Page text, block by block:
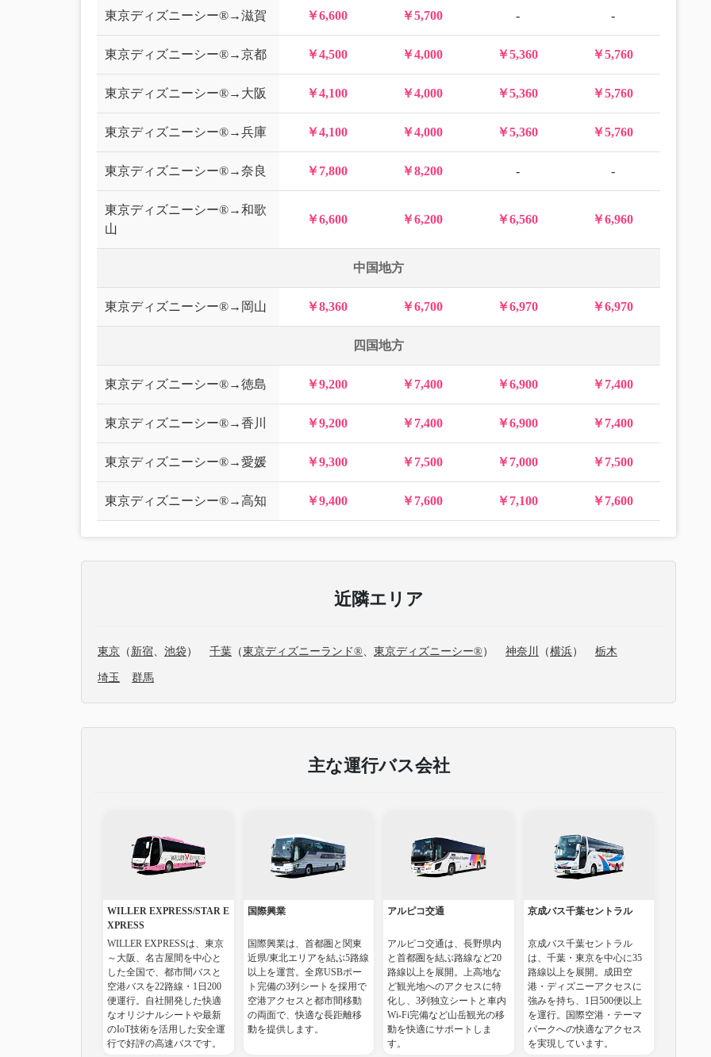
東京ディズニーシー®→滋賀 ￥6,600 ￥5,700 - -
東京ディズニーシー®→京都 ￥4,500 ￥4,000 ￥5,360 ￥5,760
東京ディズニーシー®→大阪 ￥4,100 ￥4,000 ￥5,360 ￥5,760
東京ディズニーシー®→兵庫 ￥4,100 ￥4,000 ￥5,360 ￥5,760
東京ディズニーシー®→奈良 ￥7,800 ￥8,200 - -
東京ディズニーシー®→和歌
山
￥6,600 ￥6,200 ￥6,560 ￥6,960
中国地方
東京ディズニーシー®→岡山 ￥8,360 ￥6,700 ￥6,970 ￥6,970
四国地方
東京ディズニーシー®→徳島 ￥9,200 ￥7,400 ￥6,900 ￥7,400
東京ディズニーシー®→香川 ￥9,200 ￥7,400 ￥6,900 ￥7,400
東京ディズニーシー®→愛媛 ￥9,300 ￥7,500 ￥7,000 ￥7,500
東京ディズニーシー®→高知 ￥9,400 ￥7,600 ￥7,100 ￥7,600
近隣エリア
東京 （ 新宿、 池袋） 千葉 （東京ディズニーランド®、 東京ディズニーシー® ） 神奈川 （横浜） 栃木
埼玉 群馬
主な運行バス会社
WILLER EXPRESS/STAR E
XPRESS
WILLER EXPRESSは、東京
～大阪、名古屋間を中心と
した全国で、都市間バスと
空港バスを22路線・1日200
便運行。自社開発した快適
なオリジナルシートや最新
のIoT技術を活用した安全運
行で好評の高速バスです。
国際興業
国際興業は、首都圏と関東
近県/東北エリアを結ぶ5路線
以上を運営。全席USBポー
ト完備の3列シートを採用で
空港アクセスと都市間移動
の両面で、快適な長距離移
動を提供します。
アルピコ交通
アルピコ交通は、長野県内
と首都圏を結ぶ路線など20
路線以上を展開。上高地な
ど観光地へのアクセスに特
化し、3列独立シートと車内
Wi-Fi完備など山岳観光の移
動を快適にサポートしま
す。
京成バス千葉セントラル
京成バス千葉セントラル
は、千葉・東京を中心に35
路線以上を展開。成田空
港・ディズニーアクセスに
強みを持ち、1日500便以上
を運行。国際空港・テーマ
パークへの快適なアクセス
を実現しています。